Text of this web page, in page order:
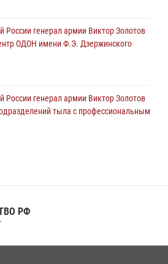
России генерал армии Виктор Золотов
ОДОН имени Ф.Э. Дзержинского
России генерал армии Виктор Золотов
тыла с профессиональным
к 105-летию Центрального
РФ